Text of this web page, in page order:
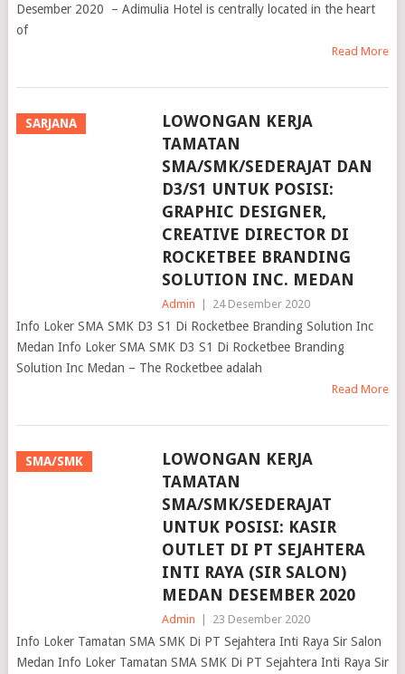
Desember 2020 – Adimulia Hotel is centrally located in the heart
of
Read More
SARJANA
LOWONGAN KERJA
TAMATAN
SMA/SMK/SEDERAJAT DAN
D3/S1 UNTUK POSISI:
GRAPHIC DESIGNER,
CREATIVE DIRECTOR DI
ROCKETBEE BRANDING
SOLUTION INC. MEDAN
Admin 24 Desember 2020
Info Loker SMA SMK D3 S1 Di Rocketbee Branding Solution Inc
Medan Info Loker SMA SMK D3 S1 Di Rocketbee Branding
Solution Inc Medan – The Rocketbee adalah
Read More
SMA/SMK
LOWONGAN KERJA
TAMATAN
SMA/SMK/SEDERAJAT
UNTUK POSISI: KASIR
OUTLET DI PT SEJAHTERA
INTI RAYA (SIR SALON)
MEDAN DESEMBER 2020
Admin 23 Desember 2020
Info Loker Tamatan SMA SMK Di PT Sejahtera Inti Raya Sir Salon
Medan Info Loker Tamatan SMA SMK Di PT Sejahtera Inti Raya Sir